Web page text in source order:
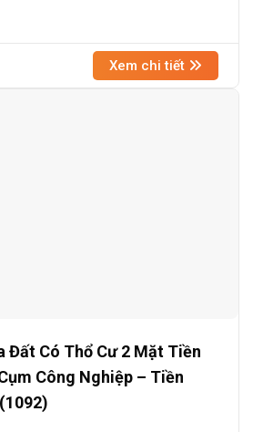
Xem chi tiết
Đất Có Thổ Cư 2 Mặt Tiền
Công Nghiệp – Tiền